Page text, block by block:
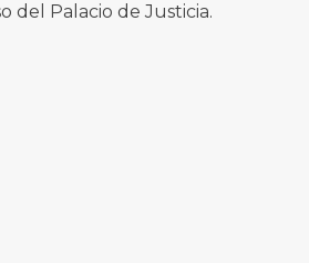
del Palacio de Justicia.